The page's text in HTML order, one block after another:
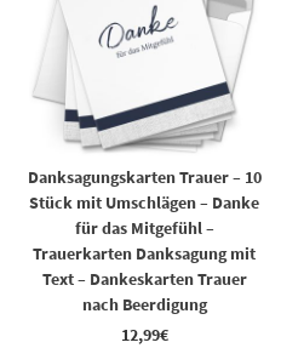
Danksagungskarten Trauer – 10
Stück mit Umschlägen – Danke
für das Mitgefühl –
Trauerkarten Danksagung mit
Text – Dankeskarten Trauer
nach Beerdigung
12,99€